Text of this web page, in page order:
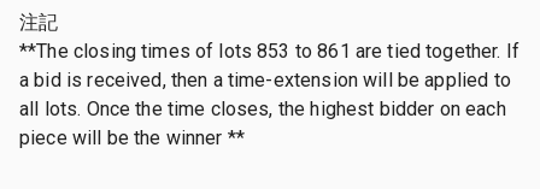
注記
**The closing times of lots 853 to 861 are tied together. If
a bid is received, then a time-extension will be applied to
all lots. Once the time closes, the highest bidder on each
piece will be the winner **